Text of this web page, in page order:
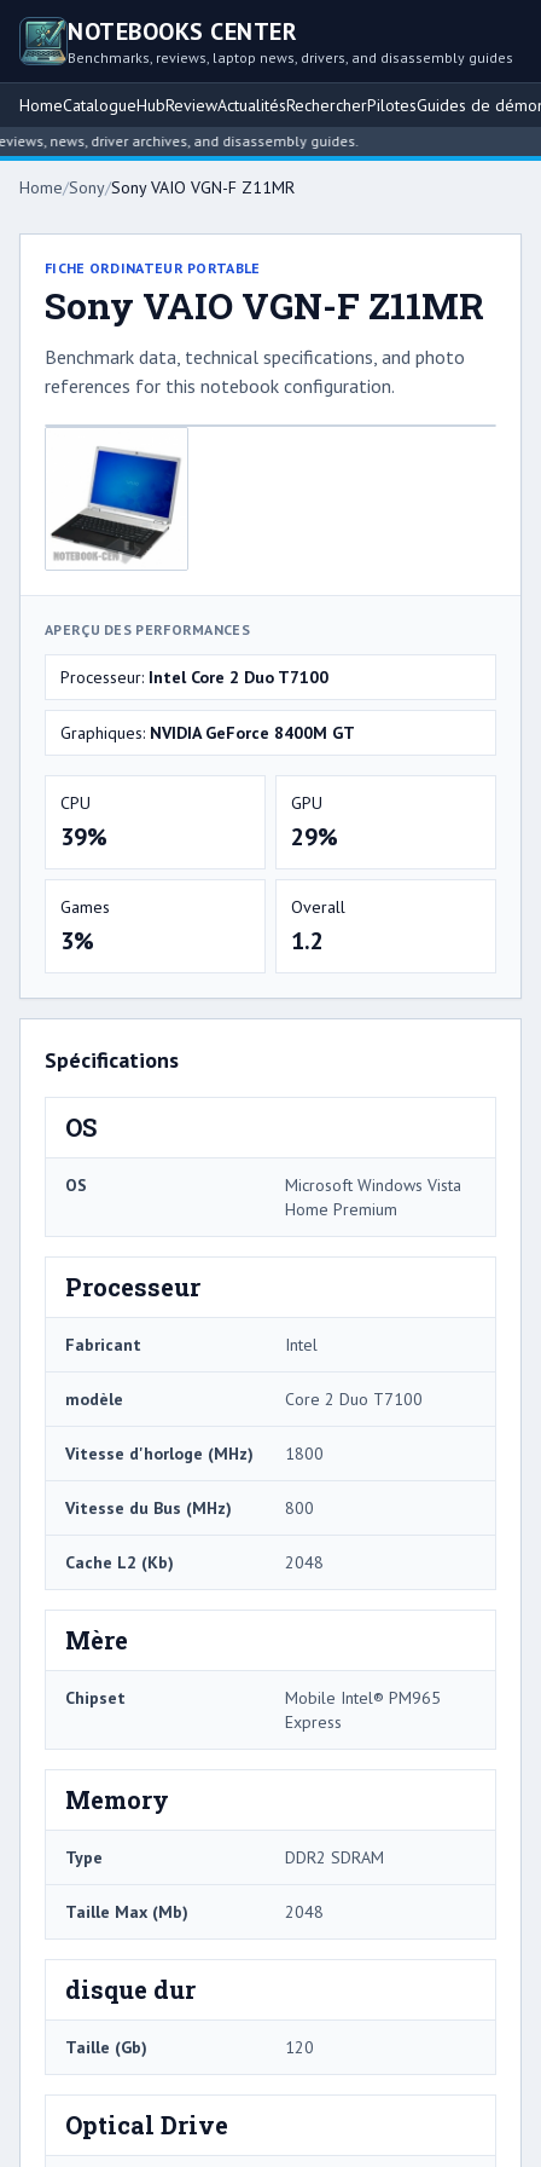
NOTEBOOKS CENTER
Benchmarks, reviews, laptop news, drivers, and disassembly guides
HomeCatalogueHubReviewActualitésRechercherPilotesGuides de
news, driver archives, and disassembly guides.
Home/Sony/Sony VAIO VGN-F Z11MR
FICHE ORDINATEUR PORTABLE
Sony VAIO VGN-F Z11MR
Benchmark data, technical specifications, and photo
references for this notebook configuration.
APERÇU DES PERFORMANCES
Processeur: Intel Core 2 Duo T7100
Graphiques: NVIDIA GeForce 8400M GT
CPU
39%
GPU
29%
Games
3%
Overall
1.2
Spécifications
OS
OS
Microsoft Windows Vista
Home Premium
Processeur
Fabricant Intel
modèle Core 2 Duo T7100
Vitesse d'horloge (MHz) 1800
Vitesse du Bus (MHz) 800
Cache L2 (Kb) 2048
Mère
Chipset
Mobile Intel® PM965
Express
Memory
Type DDR2 SDRAM
Taille Max (Mb) 2048
disque dur
Taille (Gb) 120
Optical Drive